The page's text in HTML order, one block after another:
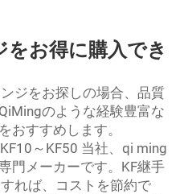
をお得に購入でき
ジをお探しの場合、品質
のような経験豊富な
おすすめします。
～KF50 当社、qi ming
門メーカーです。KF継手
れば、コストを節約で